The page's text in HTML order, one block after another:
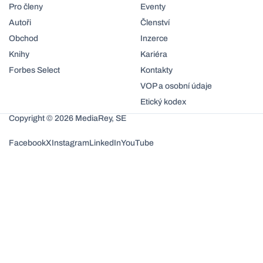
Pro členy
Autoři
Obchod
Knihy
Forbes Select
Eventy
Členství
Inzerce
Kariéra
Kontakty
VOP a osobní údaje
Etický kodex
Copyright © 2026 MediaRey, SE
FacebookXInstagramLinkedInYouTube